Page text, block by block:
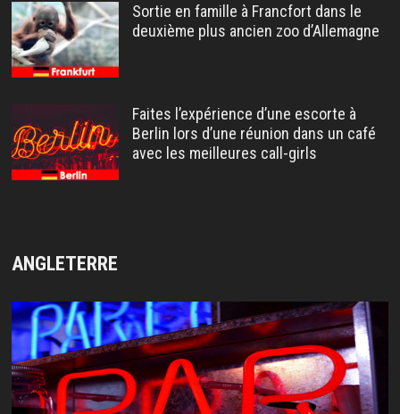
Sortie en famille à Francfort dans le
deuxième plus ancien zoo d’Allemagne
Faites l’expérience d’une escorte à
Berlin lors d’une réunion dans un café
avec les meilleures call-girls
ANGLETERRE